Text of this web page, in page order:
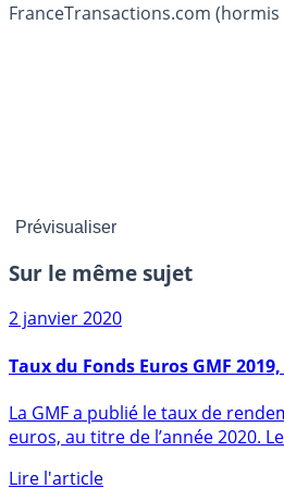
FranceTransactions.com
Sur le même sujet
La GMF a publié le taux de
euros, au titre de l’année 2020.